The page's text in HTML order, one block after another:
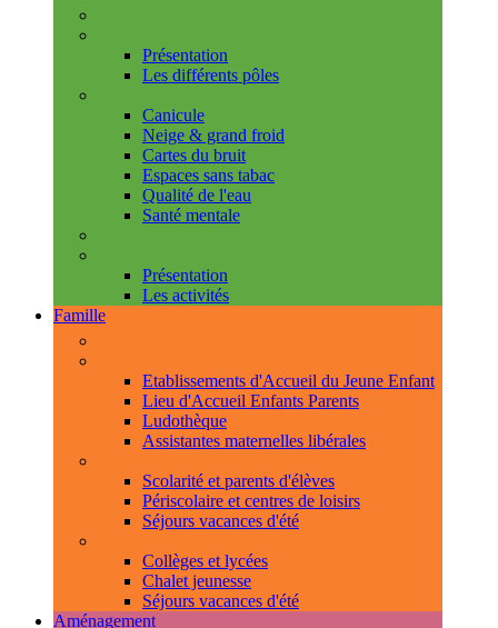
Présentation
Les différents pôles
Canicule
Neige & grand froid
Cartes du bruit
Espaces sans tabac
Qualité de l'eau
Santé mentale
Présentation
Les activités
Famille
Etablissements d'Accueil du Jeune Enfant
Lieu d'Accueil Enfants Parents
Ludothèque
Assistantes maternelles libérales
Scolarité et parents d'élèves
Périscolaire et centres de loisirs
Séjours vacances d'été
Collèges et lycées
Chalet jeunesse
Séjours vacances d'été
Aménagement